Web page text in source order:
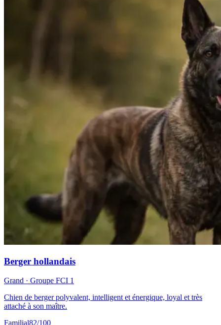
Berger hollandais
Grand · Groupe FCI 1
Chien de berger polyvalent, intelligent et énergique, loyal et très
attaché à son maître.
Familial82/100